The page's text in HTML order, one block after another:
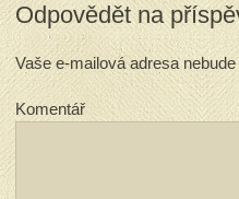
Odpovědět na
Vaše e-mailová adresa
Komentář